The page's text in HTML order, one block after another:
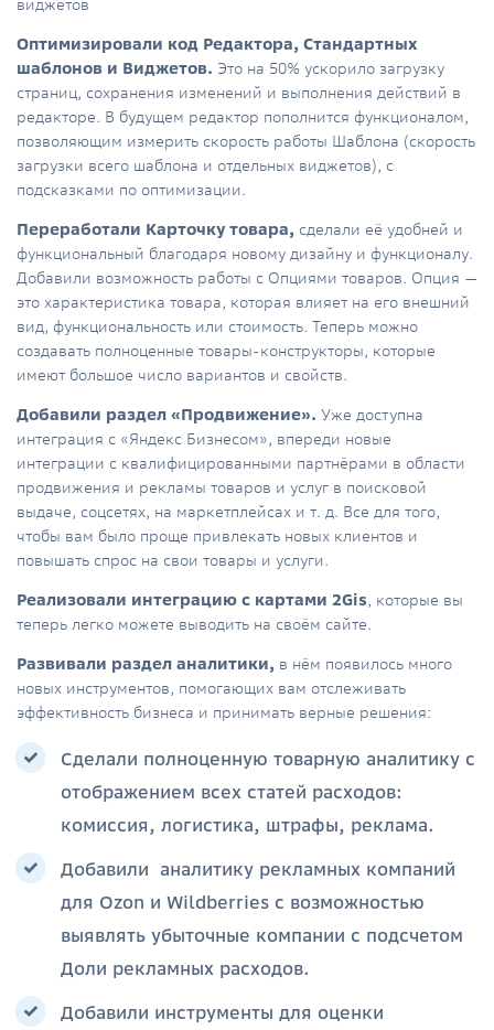
виджетов
Оптимизировали код Редактора, Стандартных
шаблонов и Виджетов. Это на 50% ускорило загрузку
страниц, сохранения изменений и выполнения действий в
редакторе. В будущем редактор пополнится функционалом,
позволяющим измерить скорость работы Шаблона (скорость
загрузки всего шаблона и отдельных виджетов), с
подсказками по оптимизации.
Переработали Карточку товара, сделали её удобней и
функциональный благодаря новому дизайну и функционалу.
Добавили возможность работы с Опциями товаров. Опция —
это характеристика товара, которая влияет на его внешний
вид, функциональность или стоимость. Теперь можно
создавать полноценные товары-конструкторы, которые
имеют большое число вариантов и свойств.
Добавили раздел «Продвижение». Уже доступна
интеграция с «Яндекс Бизнесом», впереди новые
интеграции с квалифицированными партнёрами в области
продвижения и рекламы товаров и услуг в поисковой
выдаче, соцсетях, на маркетплейсах и т. д. Все для того,
чтобы вам было проще привлекать новых клиентов и
повышать спрос на свои товары и услуги.
Реализовали интеграцию с картами 2Gis, которые вы
теперь легко можете выводить на своём сайте.
Развивали раздел аналитики, в нём появилось много
новых инструментов, помогающих вам отслеживать
эффективность бизнеса и принимать верные решения:
Сделали полноценную товарную аналитику с
отображением всех статей расходов:
комиссия, логистика, штрафы, реклама.
Добавили аналитику рекламных компаний
для Ozon и Wildberries с возможностью
выявлять убыточные компании с подсчетом
Доли рекламных расходов.
Добавили инструменты для оценки